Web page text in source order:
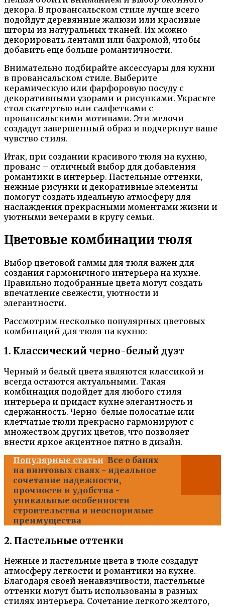
декора. В провансальском стиле лучше всего
подойдут деревянные жалюзи или красивые
шторы из натуральных тканей. Их можно
декорировать лентами или бахромой, чтобы
добавить еще больше романтичности.
Внимательно подбирайте аксессуары для кухни
в провансальском стиле. Выберите
керамическую или фарфоровую посуду с
декоративными узорами и рисунками. Украсьте
стол скатертью или салфетками с
провансальскими мотивами. Эти мелочи
создадут завершенный образ и подчеркнут ваше
чувство стиля.
Итак, при создании красивого тюля на кухню,
прованс – отличный выбор для добавления
романтики в интерьер. Пастельные оттенки,
нежные рисунки и декоративные элементы
помогут создать идеальную атмосферу для
наслаждения прекрасными моментами жизни и
уютными вечерами в кругу семьи.
Цветовые комбинации тюля
Выбор цветовой гаммы для тюля важен для
создания гармоничного интерьера на кухне.
Правильно подобранные цвета могут создать
впечатление свежести, уютности и
элегантности.
Рассмотрим несколько популярных цветовых
комбинаций для тюля на кухню:
1. Классический черно-белый дуэт
Черный и белый цвета являются классикой и
всегда остаются актуальными. Такая
комбинация подойдет для любого стиля
интерьера и придаст кухне элегантность и
сдержанность. Черно-белые полосатые или
клетчатые тюли прекрасно гармонируют с
множеством других цветов, что позволяет
внести яркое акцентное пятно в дизайн.
Популярные статьи Все о банях
на винтовых сваях - идеальное
сочетание надежности,
прочности и удобства -
уникальные особенности
строительства и неоспоримые
преимущества
2. Пастельные оттенки
Нежные и пастельные цвета в тюле создадут
атмосферу легкости и романтики на кухне.
Благодаря своей ненавязчивости, пастельные
оттенки могут быть использованы в разных
стилях интерьера. Сочетание легкого желтого,